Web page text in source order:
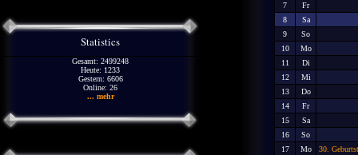
Statistics
Gesamt: 2499248
Heute: 1233
Gestern: 6606
Online: 26
... mehr
7
Fr
8
Sa
9
So
10
Mo
11
Di
12
Mi
13
Do
14
Fr
15
Sa
16
So
17
Mo
30.